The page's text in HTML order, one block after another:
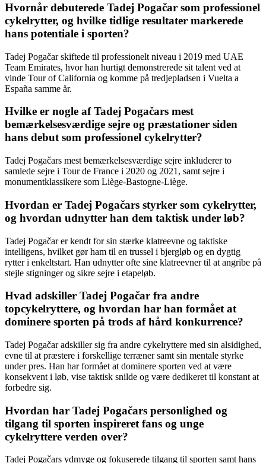
Hvornår debuterede Tadej Pogačar som professionel
cykelrytter, og hvilke tidlige resultater markerede
hans potentiale i sporten?
Tadej Pogačar skiftede til professionelt niveau i 2019 med UAE
Team Emirates, hvor han hurtigt demonstrerede sit talent ved at
vinde Tour of California og komme på tredjepladsen i Vuelta a
España samme år.
Hvilke er nogle af Tadej Pogačars mest
bemærkelsesværdige sejre og præstationer siden
hans debut som professionel cykelrytter?
Tadej Pogačars mest bemærkelsesværdige sejre inkluderer to
samlede sejre i Tour de France i 2020 og 2021, samt sejre i
monumentklassikere som Liège-Bastogne-Liège.
Hvordan er Tadej Pogačars styrker som cykelrytter,
og hvordan udnytter han dem taktisk under løb?
Tadej Pogačar er kendt for sin stærke klatreevne og taktiske
intelligens, hvilket gør ham til en trussel i bjergløb og en dygtig
rytter i enkeltstart. Han udnytter ofte sine klatreevner til at angribe på
stejle stigninger og sikre sejre i etapeløb.
Hvad adskiller Tadej Pogačar fra andre
topcykelryttere, og hvordan har han formået at
dominere sporten på trods af hård konkurrence?
Tadej Pogačar adskiller sig fra andre cykelryttere med sin alsidighed,
evne til at præstere i forskellige terræner samt sin mentale styrke
under pres. Han har formået at dominere sporten ved at være
konsekvent i løb, vise taktisk snilde og være dedikeret til konstant at
forbedre sig.
Hvordan har Tadej Pogačars personlighed og
tilgang til sporten inspireret fans og unge
cykelryttere verden over?
Tadej Pogačars ydmyge og fokuserede tilgang til sporten samt hans